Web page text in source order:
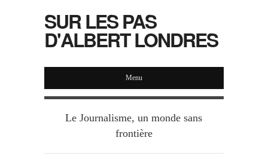
SUR LES PAS
D'ALBERT LONDRES
Menu
Le Journalisme, un monde sans
frontière